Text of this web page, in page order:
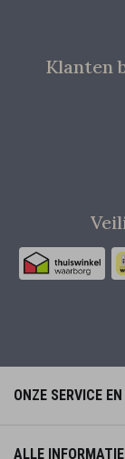
Klanten
ONZE SERVICE
ALLE INFORMATIE